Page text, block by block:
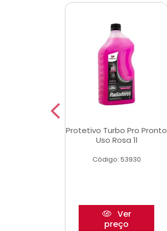
Protetivo Turbo Pro Pronto
Uso Rosa 1l
Código: 53930
Ver
preço